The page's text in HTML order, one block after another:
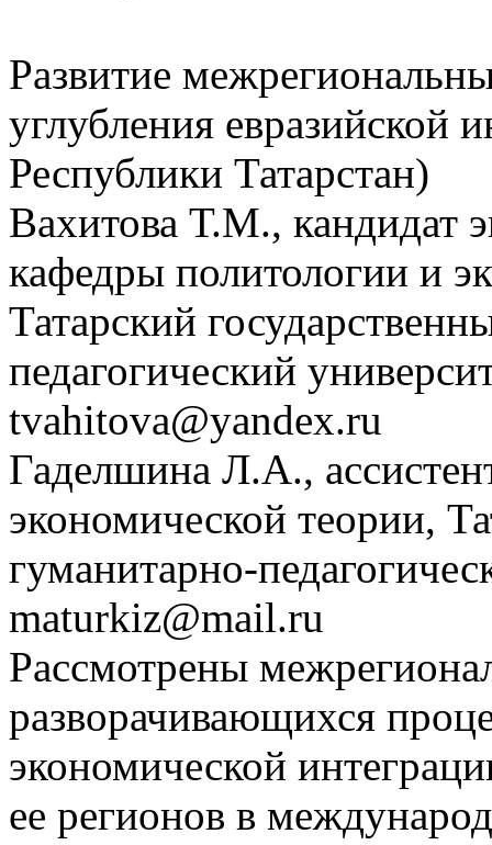
Развитие
углубления евразийской
Республики Татарстан)
Вахитова Т.М., кандидат
кафедры политологии и
Татарский
педагогический
tvahitova@yandex.ru
Гаделшина Л.А.,
экономической теории,
гуманитарно-
maturkiz@mail.ru
Рассмотрены
разворачивающихся
экономической
ее регионов в